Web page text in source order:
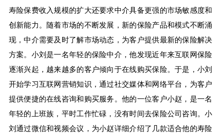
寿险保费收入规模的扩大还要求中介具备更强的市场敏感度和
创新能力。随着市场的不断发展，新的保险产品和模式不断涌
现，中介需要及时了解市场动态，为客户提供最新的保险解决
方案。小刘是一名年轻的保险中介，他发现近年来互联网保险
逐渐兴起，越来越多的客户倾向于在线购买保险。于是，小刘
开始学习互联网营销知识，通过社交媒体和网络平台，为客户
提供便捷的在线咨询和购买服务。他的一位客户小赵，是一名
年轻的上班族，平时工作忙碌，没有时间去保险公司咨询。小
刘通过微信和视频会议，为小赵详细介绍了几款适合他的寿险